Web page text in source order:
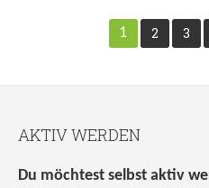
1 2 3
AKTIV WERDEN
Du möchtest selbst aktiv